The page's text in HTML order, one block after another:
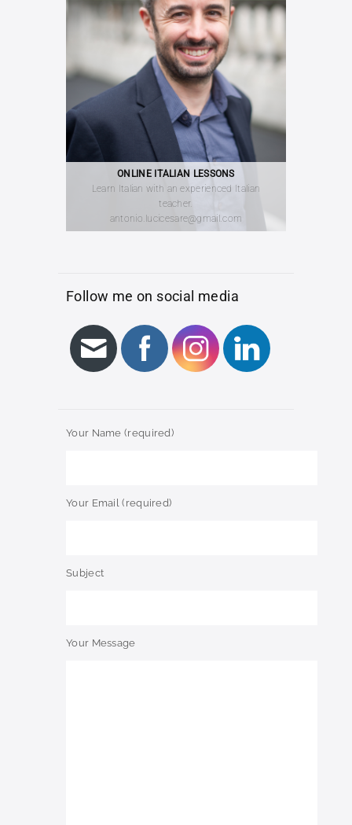
ONLINE ITALIAN LESSONS
Learn Italian with an experienced Italian
teacher.
antonio.lucicesare@gmail.com
Follow me on social media
Your Name (required)
Your Email (required)
Subject
Your Message